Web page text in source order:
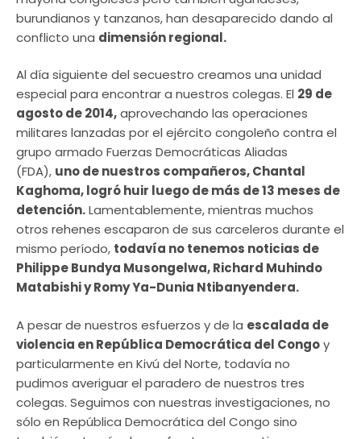
burundianos y tanzanos, han desaparecido dando al
conflicto una dimensión regional.
Al día siguiente del secuestro creamos una unidad
especial para encontrar a nuestros colegas. El 29 de
agosto de 2014,aprovechando las operaciones
militares lanzadas por el ejército congoleño contra el
grupo armado Fuerzas Democráticas Aliadas
(FDA), uno de nuestros compañeros, Chantal
Kaghoma, logró huir luego de más de 13 meses de
detención.Lamentablemente, mientras muchos
otros rehenes escaparon de sus carceleros durante el
mismo período, todavía no tenemos noticias de
Philippe Bundya Musongelwa, Richard Muhindo
Matabishi y Romy Ya-Dunia Ntibanyendera.
A pesar de nuestros esfuerzos y de la escalada de
violencia en República Democrática del Congoy
particularmente en Kivú del Norte, todavía no
pudimos averiguar el paradero de nuestros tres
colegas. Seguimos con nuestras investigaciones, no
sólo en República Democrática del Congo sino